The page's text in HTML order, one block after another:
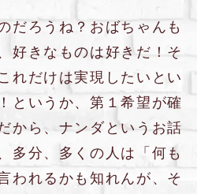
だろうね？おばちゃんも
好きなものは好きだ！そ
れだけは実現したいとい
というか、第１希望が確
から、ナンダというお話
多分、多くの人は「何も
われるかも知れんが、そ